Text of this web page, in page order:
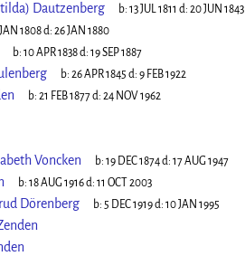
Dautzenberg b: 13 JUL 1811 d: 20 JUN 1843
1808d: 26 JAN 1880
b: 10 APR 1838d: 19 SEP 1887
b: 26 APR 1845 d: 9 FEB 1922
b: 21 FEB 1877d: 24 NOV 1962
Voncken b: 19 DEC 1874d: 17 AUG 1947
b: 18 AUG 1916d: 11 OCT 2003
Dörenberg b: 5 DEC 1919d: 10 JAN 1995